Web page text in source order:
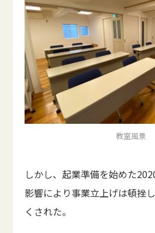
教室風景
しかし、起業準備を始めた
影響により事業立上げは頓挫
くされた。